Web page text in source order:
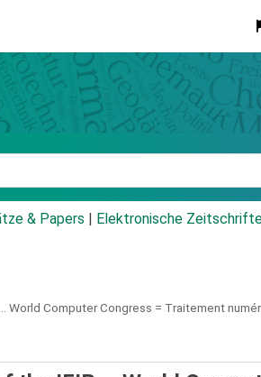
& Papers Elektronische
World Computer Congress = Traitement